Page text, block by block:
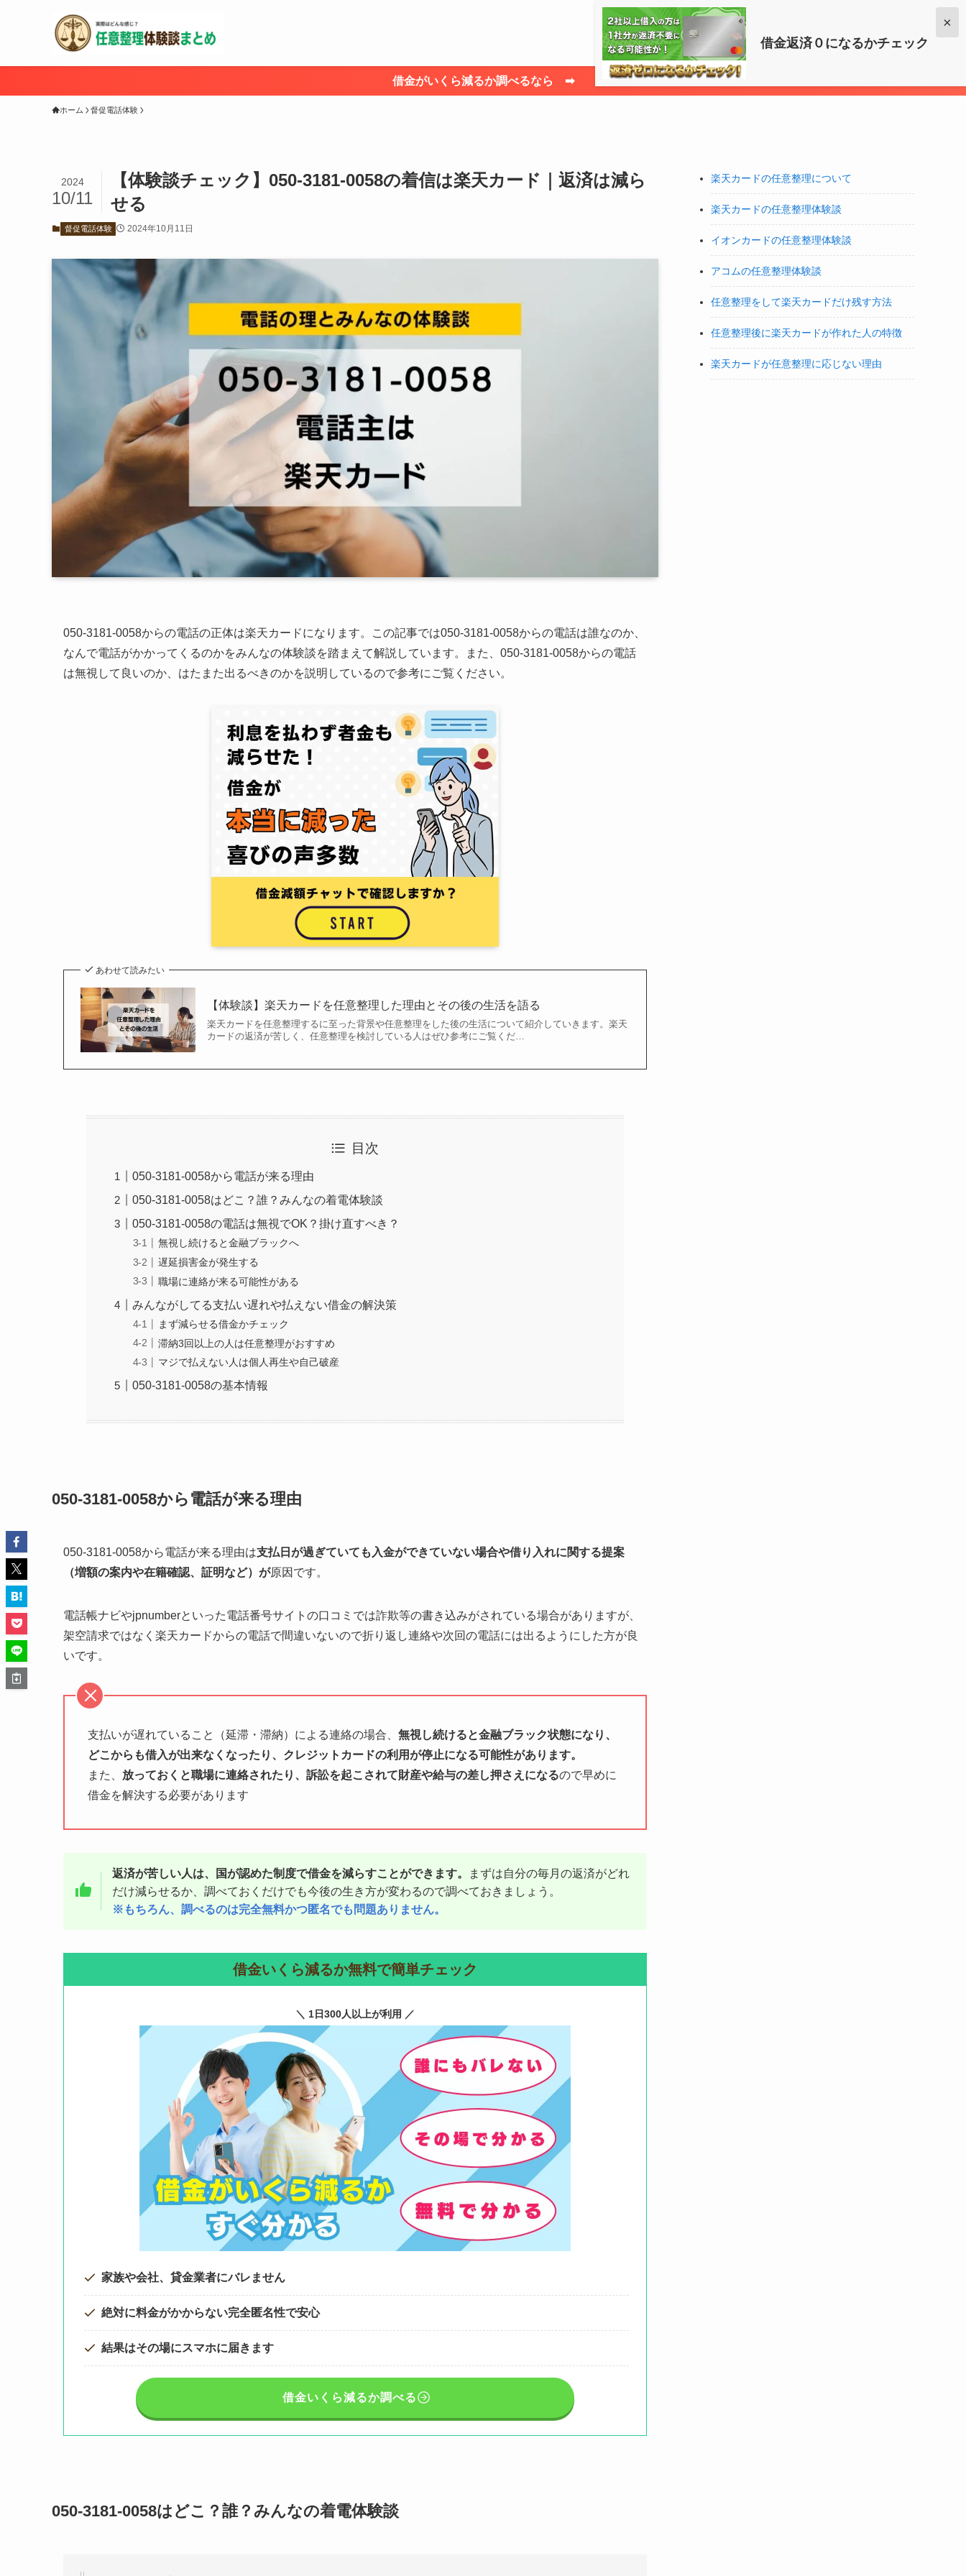
借金返済０になるかチェック
×
借金いくら減らせるか調べる
借金がいくら減るか調べるなら ➡
ホーム 督促電話体験
【体験談チェック】050-3181-0058の着信は楽天カード｜返済は減ら
せる
2024
10/11
督促電話体験 2024年10月11日
050-3181-0058からの電話の正体は楽天カードになります。この記事では050-3181-0058からの電話は誰なのか、
なんで電話がかかってくるのかをみんなの体験談を踏まえて解説しています。また、050-3181-0058からの電話
は無視して良いのか、はたまた出るべきのかを説明しているので参考にご覧ください。
あわせて読みたい
【体験談】楽天カードを任意整理した理由とその後の生活を語る
楽天カードを任意整理するに至った背景や任意整理をした後の生活について紹介していきます。楽天
カードの返済が苦しく、任意整理を検討している人はぜひ参考にご覧くだ…
目次
050-3181-0058から電話が来る理由
050-3181-0058はどこ？誰？みんなの着電体験談
050-3181-0058の電話は無視でOK？掛け直すべき？
無視し続けると金融ブラックへ
遅延損害金が発生する
職場に連絡が来る可能性がある
みんながしてる支払い遅れや払えない借金の解決策
まず減らせる借金かチェック
滞納3回以上の人は任意整理がおすすめ
マジで払えない人は個人再生や自己破産
050-3181-0058の基本情報
050-3181-0058から電話が来る理由
050-3181-0058から電話が来る理由は支払日が過ぎていても入金ができていない場合や借り入れに関する提案
（増額の案内や在籍確認、証明など）が原因です。
電話帳ナビやjpnumberといった電話番号サイトの口コミでは詐欺等の書き込みがされている場合がありますが、
架空請求ではなく楽天カードからの電話で間違いないので折り返し連絡や次回の電話には出るようにした方が良
いです。
支払いが遅れていること（延滞・滞納）による連絡の場合、 無視し続けると金融ブラック状態になり、
どこからも借入が出来なくなったり、クレジットカードの利用が停止になる可能性があります。
また、 放っておくと職場に連絡されたり、訴訟を起こされて財産や給与の差し押さえになるので早めに
借金を解決する必要があります
返済が苦しい人は、国が認めた制度で借金を減らすことができます。
まずは自分の毎月の返済がどれ
だけ減らせるか、調べておくだけでも今後の生き方が変わるので調べておきましょう。
※もちろん、調べるのは完全無料かつ匿名でも問題ありません。
借金いくら減るか無料で簡単チェック
＼ 1日300人以上が利用 ／
家族や会社、貸金業者にバレません
絶対に料金がかからない完全匿名性で安心
結果はその場にスマホに届きます
借金いくら減るか調べる
050-3181-0058はどこ？誰？みんなの着電体験談
楽天カードの任意整理について
楽天カードの任意整理体験談
イオンカードの任意整理体験談
アコムの任意整理体験談
任意整理をして楽天カードだけ残す方法
任意整理後に楽天カードが作れた人の特徴
楽天カードが任意整理に応じない理由